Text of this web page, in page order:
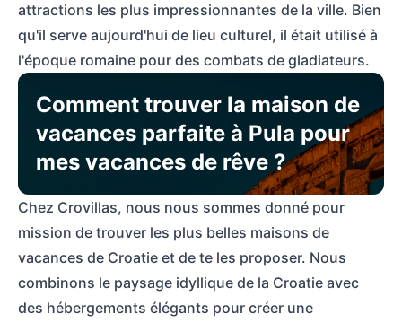
attractions les plus impressionnantes de la ville. Bien
qu'il serve aujourd'hui de lieu culturel, il était utilisé à
l'époque romaine pour des combats de gladiateurs.
Comment trouver la maison de
vacances parfaite à Pula pour
mes vacances de rêve ?
Chez Crovillas, nous nous sommes donné pour
mission de trouver les plus belles maisons de
vacances de Croatie et de te les proposer. Nous
combinons le paysage idyllique de la Croatie avec
des hébergements élégants pour créer une